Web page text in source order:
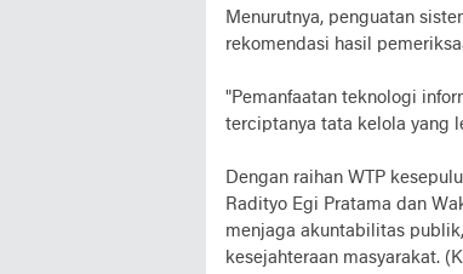
Menurutnya, penguatan
rekomendasi hasil
"Pemanfaatan teknologi
terciptanya tata kelola yang
Dengan raihan WTP
Radityo Egi Pratama dan
menjaga akuntabilitas
kesejahteraan masyarakat.